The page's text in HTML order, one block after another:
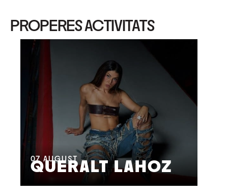
PROPERES ACTIVITATS
07 AUGUST
QUERALT LAHOZ